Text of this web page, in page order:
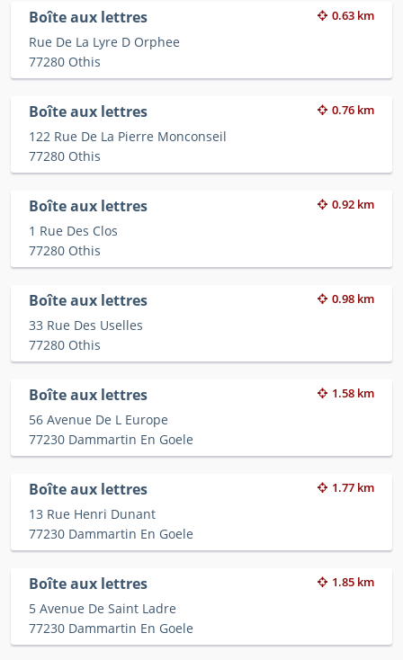
Boîte aux lettres 0.63 km
Rue De La Lyre D Orphee
77280 Othis
Boîte aux lettres 0.76 km
122 Rue De La Pierre Monconseil
77280 Othis
Boîte aux lettres 0.92 km
1 Rue Des Clos
77280 Othis
Boîte aux lettres 0.98 km
33 Rue Des Uselles
77280 Othis
Boîte aux lettres 1.58 km
56 Avenue De L Europe
77230 Dammartin En Goele
Boîte aux lettres 1.77 km
13 Rue Henri Dunant
77230 Dammartin En Goele
Boîte aux lettres 1.85 km
5 Avenue De Saint Ladre
77230 Dammartin En Goele